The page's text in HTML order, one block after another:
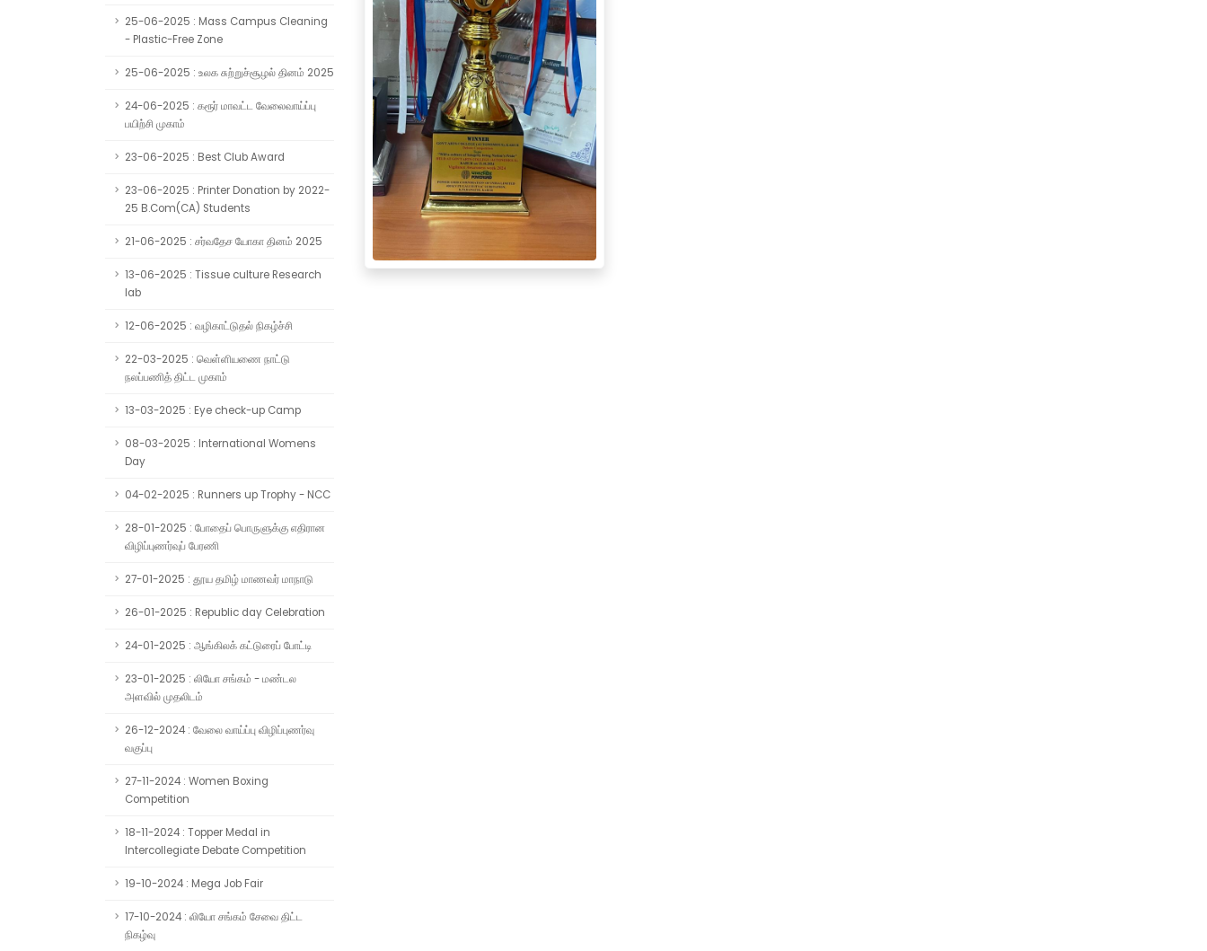
25-06-2025 : Mass Campus Cleaning
- Plastic-Free Zone
25-06-2025 : உலக சுற்றுச்சூழல் தினம் 2025
24-06-2025 : கரூர் மாவட்ட வேலைவாய்ப்பு
பயிற்சி முகாம்
23-06-2025 : Best Club Award
23-06-2025 : Printer Donation by 2022-
25 B.Com(CA) Students
21-06-2025 : சர்வதேச யோகா தினம் 2025
13-06-2025 : Tissue culture Research
lab
12-06-2025 : வழிகாட்டுதல் நிகழ்ச்சி
22-03-2025 : வெள்ளியணை நாட்டு
நலப்பணித் திட்ட முகாம்
13-03-2025 : Eye check-up Camp
08-03-2025 : International Womens
Day
04-02-2025 : Runners up Trophy - NCC
28-01-2025 : போதைப் பொருளுக்கு எதிரான
விழிப்புணர்வுப் பேரணி
27-01-2025 : தூய தமிழ் மாணவர் மாநாடு
26-01-2025 : Republic day Celebration
24-01-2025 : ஆங்கிலக் கட்டுரைப் போட்டி
23-01-2025 : லியோ சங்கம் - மண்டல
அளவில் முதலிடம்
26-12-2024 : வேலை வாய்ப்பு விழிப்புணர்வு
வகுப்பு
27-11-2024 : Women Boxing
Competition
18-11-2024 : Topper Medal in
Intercollegiate Debate Competition
19-10-2024 : Mega Job Fair
17-10-2024 : லியோ சங்கம் சேவை திட்ட
நிகழ்வு